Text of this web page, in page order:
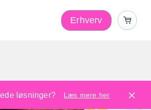
Erhverv
løsninger? Læs mere her